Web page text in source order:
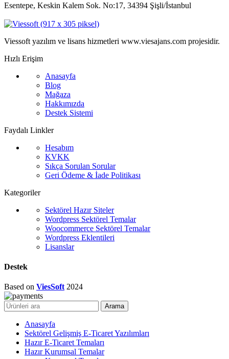
Esentepe, Keskin Kalem Sok. No:17, 34394 Şişli/İstanbul
Viessoft yazılım ve lisans hizmetleri www.viesajans.com projesidir.
Hızlı Erişim
Anasayfa
Blog
Mağaza
Hakkımızda
Destek Sistemi
Faydalı Linkler
Hesabım
KVKK
Sıkça Sorulan Sorular
Geri Ödeme & İade Politikası
Kategoriler
Sektörel Hazır Siteler
Wordpress Sektörel Temalar
Woocommerce Sektörel Temalar
Wordpress Eklentileri
Lisanslar
Destek
Based on ViesSoft 2024
Arama
Anasayfa
Sektörel Gelişmiş E-Ticaret Yazılımları
Hazır E-Ticaret Temaları
Hazır Kurumsal Temalar